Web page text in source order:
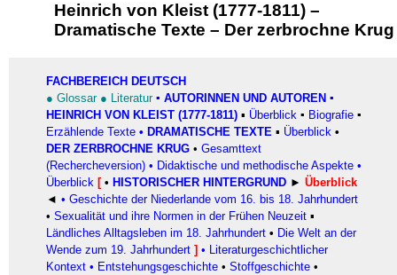
Heinrich von Kleist (1777-1811) –
Dramatische Texte – Der zerbrochne Krug
FACHBEREICH DEUTSCH
● Glossar ● Literatur ▪ AUTORINNEN UND AUTOREN ▪
HEINRICH VON KLEIST (1777-1811) ▪ Überblick ▪ Biografie ▪
Erzählende Texte • DRAMATISCHE TEXTE ▪ Überblick •
DER ZERBROCHNE KRUG • Gesamttext
(Rechercheversion) • Didaktische und methodische Aspekte •
Überblick [ • HISTORISCHER HINTERGRUND ► Überblick
◄ • Geschichte der Niederlande vom 16. bis 18. Jahrhundert
• Sexualität und ihre Normen in der Frühen Neuzeit ▪
Ländliches Alltagsleben im 18. Jahrhundert • Die Welt an der
Wende zum 19. Jahrhundert ] • Literaturgeschichtlicher
Kontext • Entstehungsgeschichte • Stoffgeschichte •